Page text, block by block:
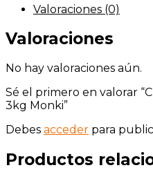
Valoraciones (0)
Valoraciones
No hay valoraciones aún.
Sé el primero en valorar
3kg Monki”
Debes acceder para
Productos